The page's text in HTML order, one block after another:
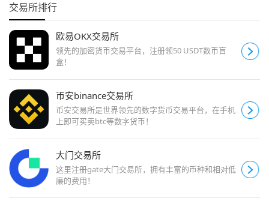
交易所排行
欧易OKX交易所
领先的加密货币交易平台，注册领50 USDT数币盲
盒！
币安binance交易所
币安交易所是世界领先的数字货币交易平台，在手机
上即可买卖btc等数字货币！
大门交易所
这里注册gate大门交易所，拥有丰富的币种和相对低
廉的费用！